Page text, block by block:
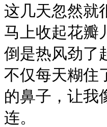
这几天忽然就
马上收起花瓣
倒是热风劲了
不仅每天糊住
的鼻子，让我
连。